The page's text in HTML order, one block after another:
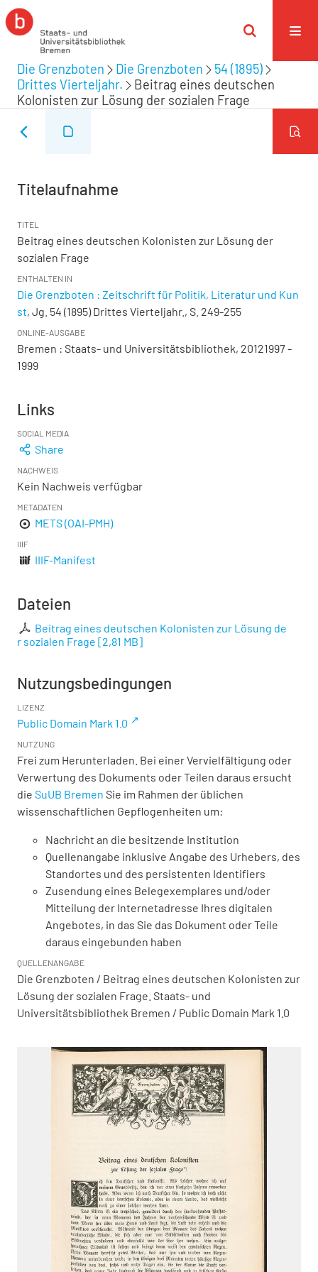
Die Grenzboten Die Grenzboten
54 (1895)
Drittes Vierteljahr.
Beitrag eines deutschen
Kolonisten zur Lösung der sozialen Frage
Titelaufnahme
TITEL
Beitrag eines deutschen Kolonisten zur Lösung der
sozialen Frage
ENTHALTEN IN
Die Grenzboten : Zeitschrift für Politik, Literatur und Kun
st, Jg. 54 (1895) Drittes Vierteljahr., S. 249-255
ONLINE-AUSGABE
Bremen : Staats- und Universitätsbibliothek, 20121997 -
1999
Links
SOCIAL MEDIA
Share
NACHWEIS
Kein Nachweis verfügbar
METADATEN
METS (OAI-PMH)
IIIF
IIIF-Manifest
Dateien
Beitrag eines deutschen Kolonisten zur Lösung de
r sozialen Frage [2,81 MB]
Nutzungsbedingungen
LIZENZ
Public Domain Mark 1.0
NUTZUNG
Frei zum Herunterladen. Bei einer Vervielfältigung oder
Verwertung des Dokuments oder Teilen daraus ersucht
die SuUB Bremen Sie im Rahmen der üblichen
wissenschaftlichen Gepflogenheiten um:
Nachricht an die besitzende Institution
Quellenangabe inklusive Angabe des Urhebers, des
Standortes und des persistenten Identifiers
Zusendung eines Belegexemplares und/oder
Mitteilung der Internetadresse Ihres digitalen
Angebotes, in das Sie das Dokument oder Teile
daraus eingebunden haben
QUELLENANGABE
Die Grenzboten / Beitrag eines deutschen Kolonisten zur
Lösung der sozialen Frage. Staats- und
Universitätsbibliothek Bremen / Public Domain Mark 1.0